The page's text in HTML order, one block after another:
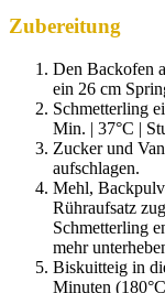
Zubereitung
Den Backofen
ein 26 cm
Schmetterling
Min. | 37°C |
Zucker und
aufschlagen.
Mehl,
Rühraufsatz
Schmetterling
mehr
Biskuitteig in
Minuten